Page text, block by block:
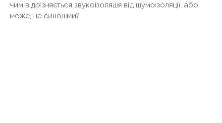
чим відрізняється звукоізоляція від шумоізоляції, або,
може, це синоніми?